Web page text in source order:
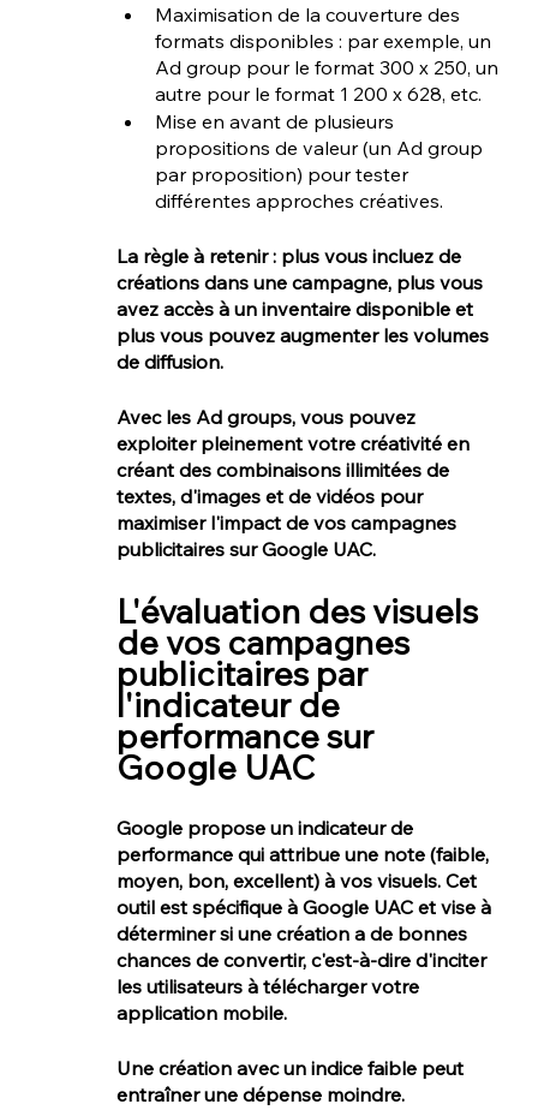
Maximisation de la couverture des
formats disponibles : par exemple, un
Ad group pour le format 300 x 250, un
autre pour le format 1 200 x 628, etc.
Mise en avant de plusieurs
propositions de valeur (un Ad group
par proposition) pour tester
différentes approches créatives.
La règle à retenir : plus vous incluez de
créations dans une campagne, plus vous
avez accès à un inventaire disponible et
plus vous pouvez augmenter les volumes
de diffusion.
Avec les Ad groups, vous pouvez
exploiter pleinement votre créativité en
créant des combinaisons illimitées de
textes, d'images et de vidéos pour
maximiser l'impact de vos campagnes
publicitaires sur Google UAC.
L'évaluation des visuels
de vos campagnes
publicitaires par
l'indicateur de
performance sur
Google UAC
Google propose un indicateur de
performance qui attribue une note (faible,
moyen, bon, excellent) à vos visuels. Cet
outil est spécifique à Google UAC et vise à
déterminer si une création a de bonnes
chances de convertir, c'est-à-dire d'inciter
les utilisateurs à télécharger votre
application mobile.
Une création avec un indice faible peut
entraîner une dépense moindre.